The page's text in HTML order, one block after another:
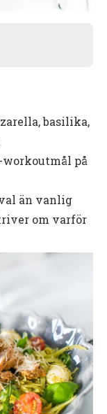
basilika,
workoutmål på
än vanlig
om varför